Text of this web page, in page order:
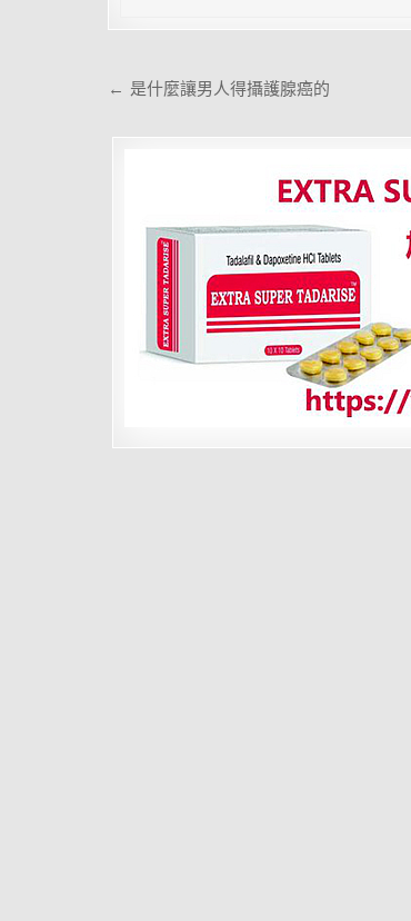
文
← 是什麼讓男人得攝護腺癌的